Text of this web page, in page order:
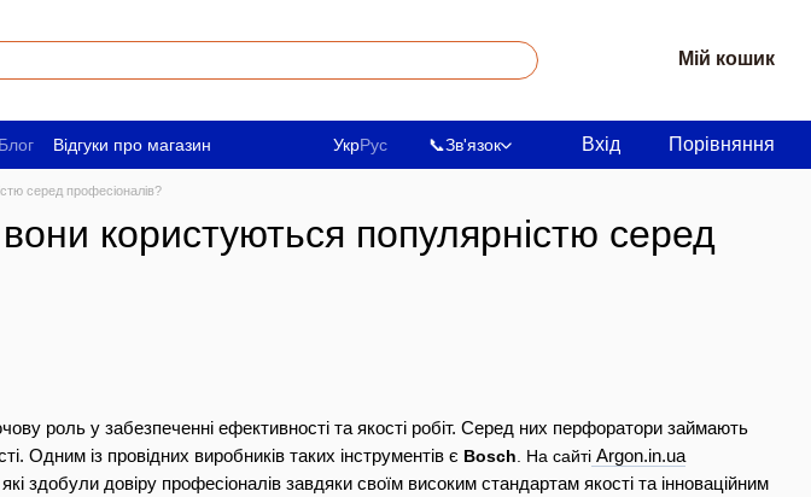
Мій кошик
Блог
Відгуки про магазин
УкрРус 📞Зв'язок Вхід Порівняння
серед професіоналів?
користуються популярністю серед
роль у забезпеченні ефективності та якості робіт. Серед них перфоратори займають
Одним із провідних виробників таких інструментів є Bosch. На сайті Argon.in.ua
які здобули довіру професіоналів завдяки своїм високим стандартам якості та інноваційним